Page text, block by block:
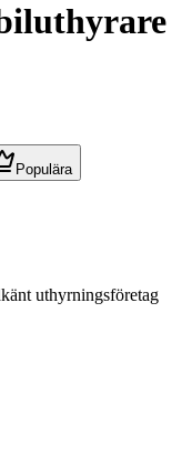
Populära
uthyrningsföretag